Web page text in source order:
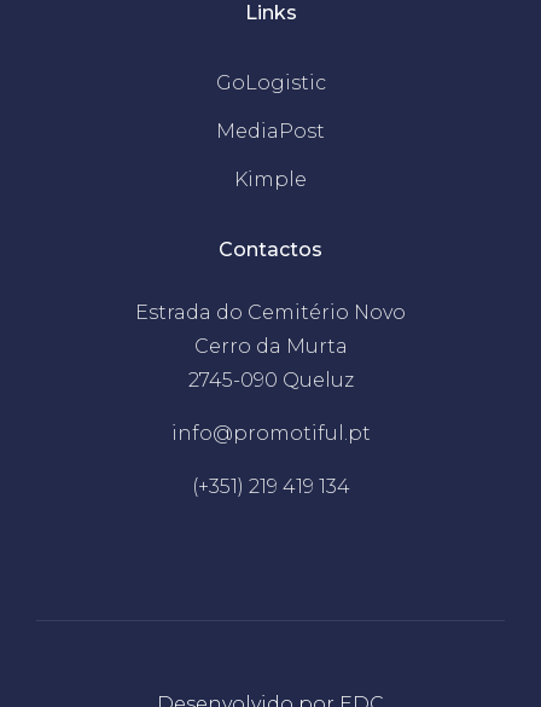
Links
GoLogistic
MediaPost
Kimple
Contactos
Estrada do Cemitério Novo
Cerro da Murta
2745-090 Queluz
info@promotiful.pt
(+351) 219 419 134